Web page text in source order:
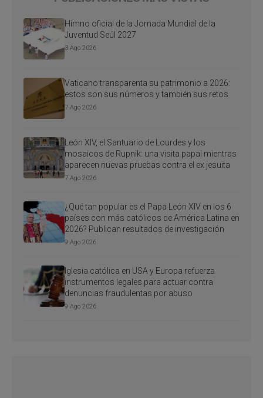
Himno oficial de la Jornada Mundial de la
Juventud Seúl 2027
3 Ago 2026
Vaticano transparenta su patrimonio a 2026:
estos son sus números y también sus retos
7 Ago 2026
León XIV, el Santuario de Lourdes y los
mosaicos de Rupnik: una visita papal mientras
aparecen nuevas pruebas contra el ex jesuita
7 Ago 2026
¿Qué tan popular es el Papa León XIV en los 6
países con más católicos de América Latina en
2026? Publican resultados de investigación
9 Ago 2026
Iglesia católica en USA y Europa refuerza
instrumentos legales para actuar contra
denuncias fraudulentas por abuso
9 Ago 2026